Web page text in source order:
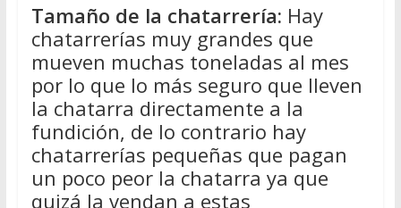
Tamaño de la chatarrería: Hay
chatarrerías muy grandes que
mueven muchas toneladas al mes
por lo que lo más seguro que lleven
la chatarra directamente a la
fundición, de lo contrario hay
chatarrerías pequeñas que pagan
un poco peor la chatarra ya que
quizá la vendan a estas